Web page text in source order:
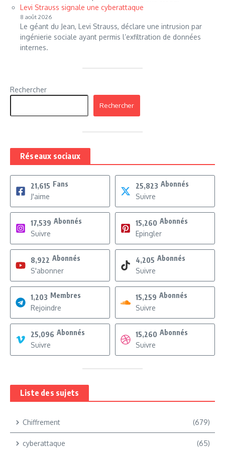
Levi Strauss signale une cyberattaque
8 août 2026
Le géant du Jean, Levi Strauss, déclare une intrusion par
ingénierie sociale ayant permis l’exfiltration de données
internes.
Rechercher
Rechercher
Réseaux sociaux
21,615 Fans
J'aime
25,823 Abonnés
Suivre
17,539 Abonnés
Suivre
15,260 Abonnés
Epingler
8,922 Abonnés
S'abonner
4,205 Abonnés
Suivre
1,203 Membres
Rejoindre
15,259 Abonnés
Suivre
25,096 Abonnés
Suivre
15,260 Abonnés
Suivre
Liste des sujets
Chiffrement (679)
cyberattaque (65)